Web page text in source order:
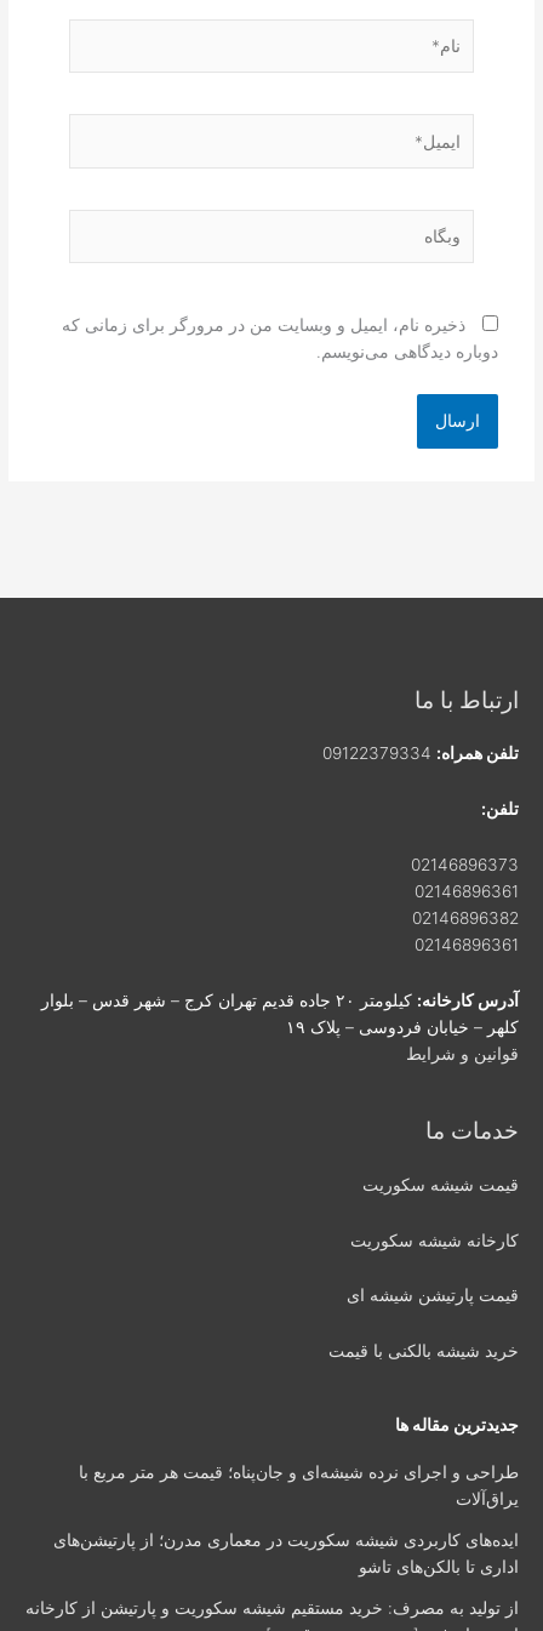
ذخیره نام، ایمیل و وبسایت من در مرورگر برای زمانی که
دوباره دیدگاهی می‌نویسم.
ارتباط با ما
تلفن همراه: 09122379334
تلفن:
02146896373
02146896361
02146896382
02146896361
آدرس کارخانه:
کیلومتر ۲۰ جاده قدیم تهران کرج – شهر قدس – بلوار
کلهر – خیابان فردوسی – پلاک ۱۹
قوانین و شرایط
خدمات ما
قیمت شیشه سکوریت
کارخانه شیشه سکوریت
قیمت پارتیشن شیشه ای
خرید شیشه بالکنی با قیمت
جدیدترین مقاله ها
طراحی و اجرای نرده شیشه‌ای و جان‌پناه؛ قیمت هر متر مربع با
یراق‌آلات
ایده‌های کاربردی شیشه سکوریت در معماری مدرن؛ از پارتیشن‌های
اداری تا بالکن‌های تاشو
از تولید به مصرف: خرید مستقیم شیشه سکوریت و پارتیشن از کارخانه